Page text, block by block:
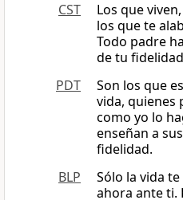
CST
Los que
los que te
Todo padre
de tu
PDT
Son los que
vida, quienes
como yo lo
enseñan a
fidelidad.
BLP
Sólo la vida
ahora ante ti.